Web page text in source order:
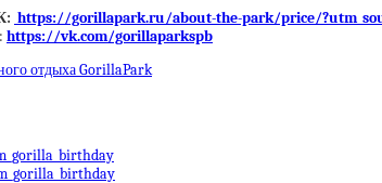
https://gorillapark.ru/about-the-park/price/
https://vk.com/gorillaparkspb